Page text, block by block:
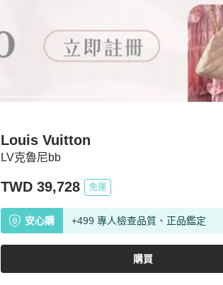
LV克魯尼bb
Louis Vuitton
TWD 39,728 免運
安心購 +499 專人檢查品質、正品鑑定
購買